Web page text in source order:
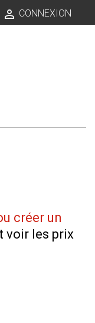
 CONNEXION
créer un
voir les prix